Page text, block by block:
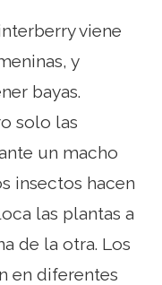
viene
y
bayas.
solo las
un macho
insectos hacen
las plantas a
de la otra. Los
en diferentes